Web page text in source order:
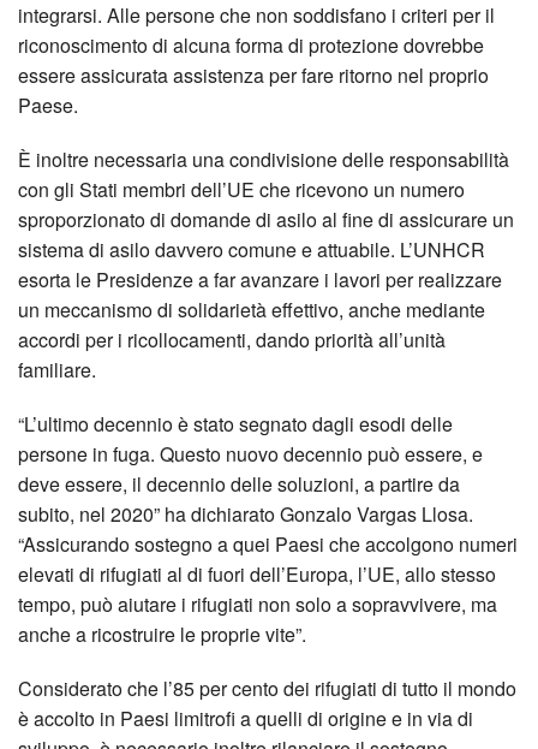
integrarsi. Alle persone che non soddisfano i criteri per il
riconoscimento di alcuna forma di protezione dovrebbe
essere assicurata assistenza per fare ritorno nel proprio
Paese.
È inoltre necessaria una condivisione delle responsabilità
con gli Stati membri dell’UE che ricevono un numero
sproporzionato di domande di asilo al fine di assicurare un
sistema di asilo davvero comune e attuabile. L’UNHCR
esorta le Presidenze a far avanzare i lavori per realizzare
un meccanismo di solidarietà effettivo, anche mediante
accordi per i ricollocamenti, dando priorità all’unità
familiare.
“L’ultimo decennio è stato segnato dagli esodi delle
persone in fuga. Questo nuovo decennio può essere, e
deve essere, il decennio delle soluzioni, a partire da
subito, nel 2020” ha dichiarato Gonzalo Vargas Llosa.
“Assicurando sostegno a quei Paesi che accolgono numeri
elevati di rifugiati al di fuori dell’Europa, l’UE, allo stesso
tempo, può aiutare i rifugiati non solo a sopravvivere, ma
anche a ricostruire le proprie vite”.
Considerato che l’85 per cento dei rifugiati di tutto il mondo
è accolto in Paesi limitrofi a quelli di origine e in via di